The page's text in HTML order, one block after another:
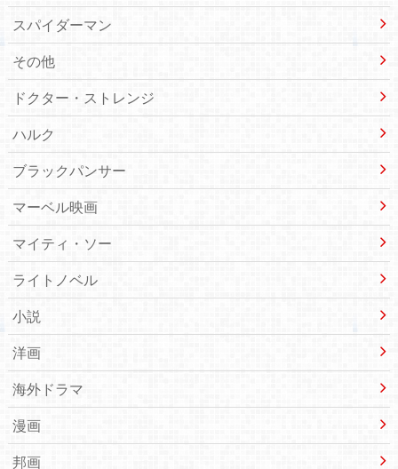
スパイダーマン
その他
ドクター・ストレンジ
ハルク
ブラックパンサー
マーベル映画
マイティ・ソー
ライトノベル
小説
洋画
海外ドラマ
漫画
邦画